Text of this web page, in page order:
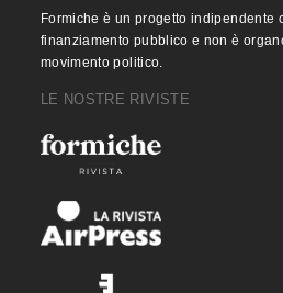
Formiche è un progetto indipendente
finanziamento pubblico e non è
movimento politico.
LE NOSTRE RIVISTE